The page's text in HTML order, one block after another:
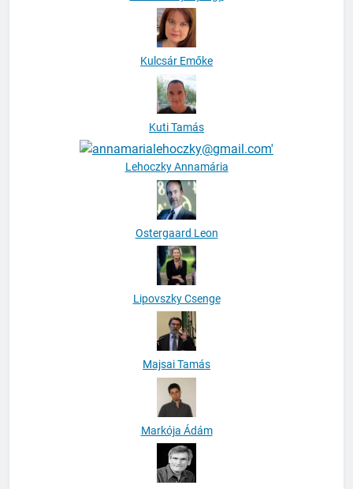
Kulcsár Emőke
Kuti Tamás
Lehoczky Annamária
Ostergaard Leon
Lipovszky Csenge
Majsai Tamás
Markója Ádám